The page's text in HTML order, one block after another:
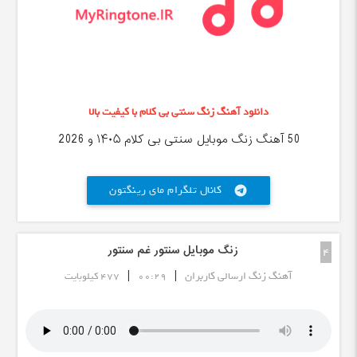
دانلود آهنگ زنگ سنتی بی کلام با کیفیت بالا
50 آهنگ زنگ موبایل سنتی بی کلام ۱۴۰۵ و 2026
کانال تلگرام مای رینگتون telegram
4 زنگ موبایل سنتور غم سنتور
آهنگ زنگ ارسالی کاربران |
00:29
| 477 کیلوبایت